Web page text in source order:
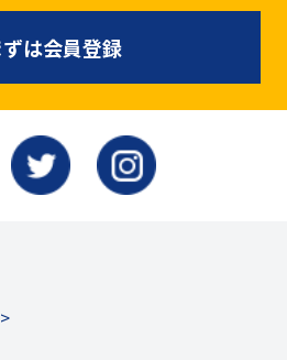
ずは会員登録